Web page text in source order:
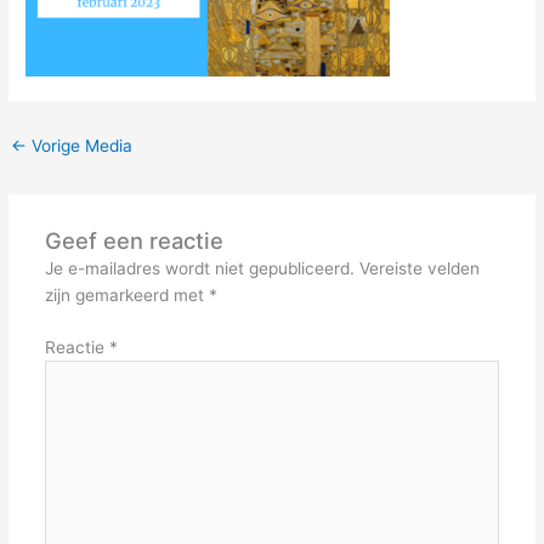
← Vorige Media
Geef een reactie
Je e-mailadres wordt niet gepubliceerd. Vereiste velden
zijn gemarkeerd met *
Reactie *